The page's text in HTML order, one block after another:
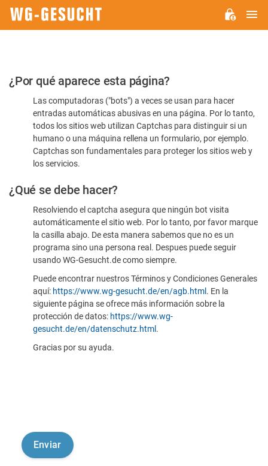
Por
favor,
confirme
humano
¿Por qué aparece esta página?
Las computadoras ("bots") a veces se usan para hacer
entradas automáticas abusivas en una página. Por lo tanto,
todos los sitios web utilizan Captchas para distinguir si un
humano o una máquina rellena un formulario, por ejemplo.
Captchas son fundamentales para proteger los sitios web y
los servicios.
¿Qué se debe hacer?
Resolviendo el captcha asegura que ningún bot visita
automáticamente el sitio web. Por lo tanto, por favor marque
la casilla abajo. De esta manera sabemos que no es un
programa sino una persona real. Despues puede seguir
usando WG-Gesucht.de como siempre.
Puede encontrar nuestros Términos y Condiciones Generales
aquí: https://www.wg-gesucht.de/en/agb.html . En la
siguiente página se ofrece más información sobre la
protección de datos: https://www.wg-
gesucht.de/en/datenschutz.html .
Gracias por su ayuda.